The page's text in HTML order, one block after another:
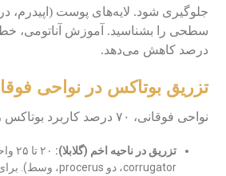
جلوگیری شود. لایه‌های پوست (اپیدرم،
درصد کاهش می‌دهد.
تزریق بوتاکس در نواحی
نواحی فوقانی، ۷۰ درصد کاربرد بوتاکس را تشکیل می‌دهند.
تزریق در ناحیه اخم (گلابلا):